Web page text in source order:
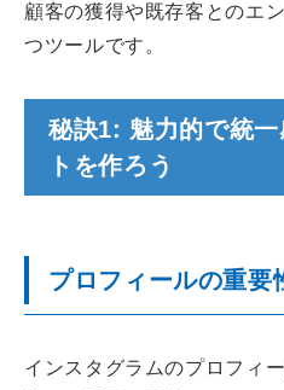
顧客の獲得や既存客とのエ
つツールです。
秘訣1: 魅力的で統
トを作ろう
プロフィールの重要
インスタグラムのプロフィ